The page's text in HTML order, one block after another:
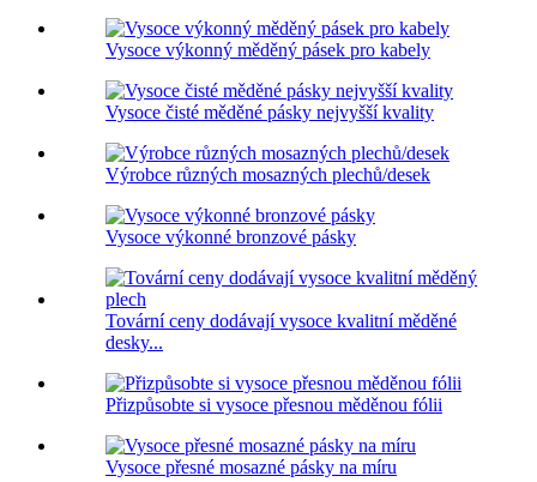
Vysoce výkonný měděný pásek pro kabely
Vysoce čisté měděné pásky nejvyšší kvality
Výrobce různých mosazných plechů/desek
Vysoce výkonné bronzové pásky
Tovární ceny dodávají vysoce kvalitní měděné
desky...
Přizpůsobte si vysoce přesnou měděnou fólii
Vysoce přesné mosazné pásky na míru